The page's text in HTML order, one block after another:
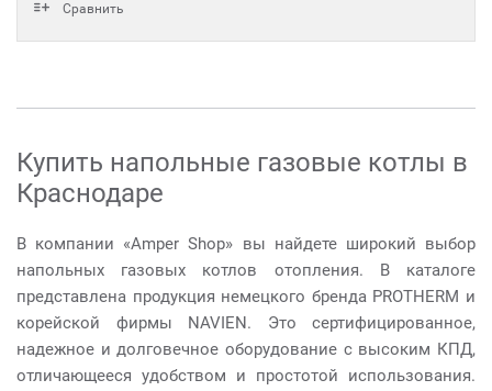
Сравнить
Купить напольные газовые котлы в
Краснодаре
В компании «Amper Shop» вы найдете широкий выбор
напольных газовых котлов отопления. В каталоге
представлена продукция немецкого бренда PROTHERM и
корейской фирмы NAVIEN. Это сертифицированное,
надежное и долговечное оборудование с высоким КПД,
отличающееся удобством и простотой использования.